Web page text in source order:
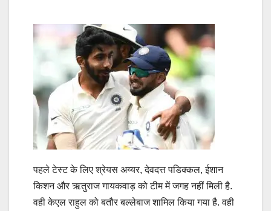
पहले टेस्ट के लिए श्रेयस अय्यर, देवदत्त पडिक्कल, ईशान
किशन और ऋतुराज गायकवाड़ को टीम में जगह नहीं मिली है.
वही केएल राहुल को बतौर बल्लेबाज शामिल किया गया है. वही